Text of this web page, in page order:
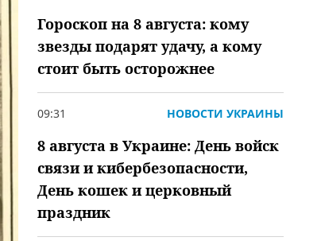
Гороскоп на 8 августа: кому
звезды подарят удачу, а кому
стоит быть осторожнее
09:31 НОВОСТИ УКРАИНЫ
8 августа в Украине: День войск
связи и кибербезопасности,
День кошек и церковный
праздник